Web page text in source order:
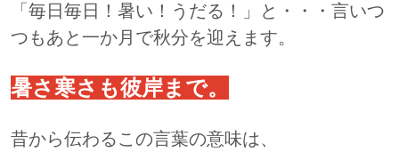
「毎日毎日！暑い！うだる！」と・・・言いつ
つもあと一か月で秋分を迎えます。
暑さ寒さも彼岸まで。
昔から伝わるこの言葉の意味は、